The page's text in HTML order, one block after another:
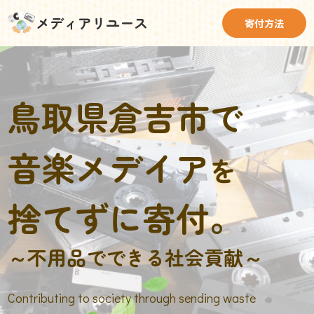
メディアリユース 寄付方法
鳥取県倉吉市で
音楽メデイアを
捨てずに寄付。
～不用品でできる社会貢献～
Contributing to society through sending waste